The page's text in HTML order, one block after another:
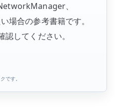
、
場合の参考書籍です。
してください。
です。